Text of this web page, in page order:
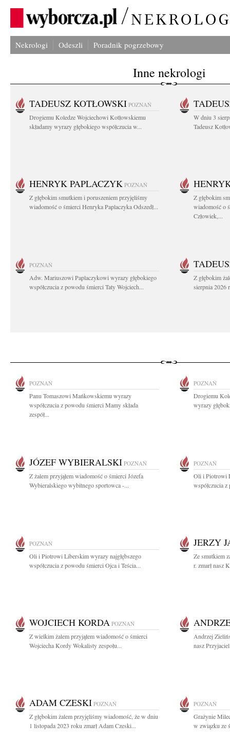
Nekrologi Odeszli Poradnik pogrzebowy
Inne nekrologi
TADEUSZ KOTŁOWSKI POZNAŃ
Drogiemu Koledze Wojciechowi Kotłowskiemu
składamy wyrazy głębokiego współczucia w...
W dniu 3
Tadeusz
HENRYK PAPLACZYK POZNAŃ
Z głębokim smutkiem i poruszeniem przyjęliśmy
wiadomość o śmierci Henryka Paplaczyka Odszedł...
Z głębokim
wiadomość o
Człowiek,...
POZNAŃ
Adw. Mariuszowi Paplaczykowi wyrazy głębokiego
współczucia z powodu śmierci Taty Wojciech...
Z głębokim
sierpnia 2026
POZNAŃ
Panu Tomaszowi Mańkowskiemu wyrazy
współczucia z powodu śmierci Mamy składa
zespół...
POZNAŃ
Drogiemu
wyrazy
JÓZEF WYBIERALSKI POZNAŃ
Z żalem przyjąłem wiadomość o śmierci Józefa
Wybieralskiego wybitnego sportowca -...
POZNAŃ
Oli i Piotrowi
współczucia
POZNAŃ
Oli i Piotrowi Liberskim wyrazy najgłębszego
współczucia z powodu śmierci Ojca i Teścia...
JERZY
Ze smutkiem
r. zmarł nasz
WOJCIECH KORDA POZNAŃ
Z wielkim żalem przyjąłem wiadomość o śmierci
Wojciecha Kordy Wokalisty zespołu...
Andrzej
nasz
ADAM CZESKI POZNAŃ
Z głębokim żalem przyjęliśmy wiadomość, że w dniu
1 listopada 2023 roku zmarł Adam Czeski...
POZNAŃ
Grażynie
w związku ze